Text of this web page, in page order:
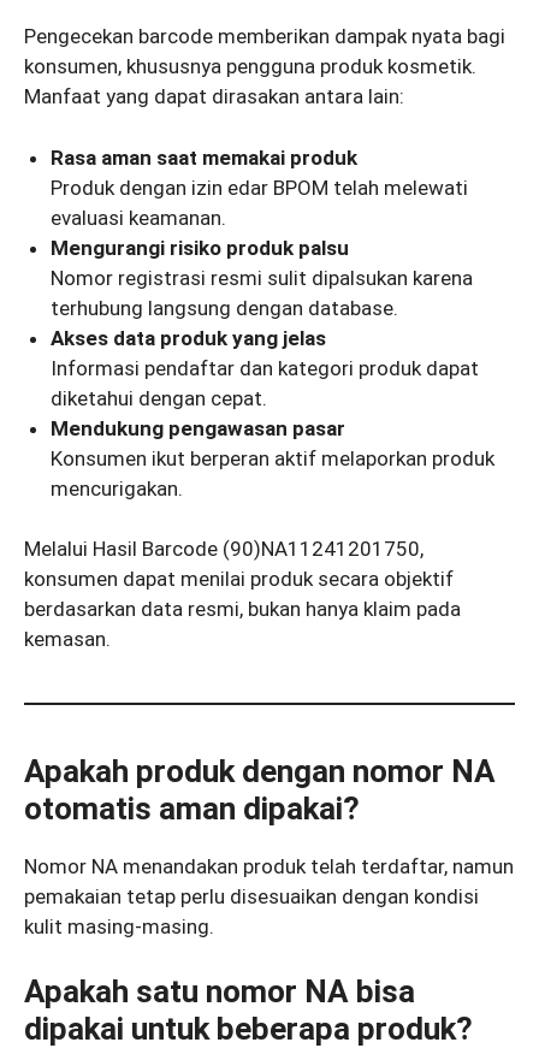
Pengecekan barcode memberikan dampak nyata bagi
konsumen, khususnya pengguna produk kosmetik.
Manfaat yang dapat dirasakan antara lain:
Rasa aman saat memakai produk
Produk dengan izin edar BPOM telah melewati
evaluasi keamanan.
Mengurangi risiko produk palsu
Nomor registrasi resmi sulit dipalsukan karena
terhubung langsung dengan database.
Akses data produk yang jelas
Informasi pendaftar dan kategori produk dapat
diketahui dengan cepat.
Mendukung pengawasan pasar
Konsumen ikut berperan aktif melaporkan produk
mencurigakan.
Melalui Hasil Barcode (90)NA11241201750,
konsumen dapat menilai produk secara objektif
berdasarkan data resmi, bukan hanya klaim pada
kemasan.
Apakah produk dengan nomor NA
otomatis aman dipakai?
Nomor NA menandakan produk telah terdaftar, namun
pemakaian tetap perlu disesuaikan dengan kondisi
kulit masing-masing.
Apakah satu nomor NA bisa
dipakai untuk beberapa produk?